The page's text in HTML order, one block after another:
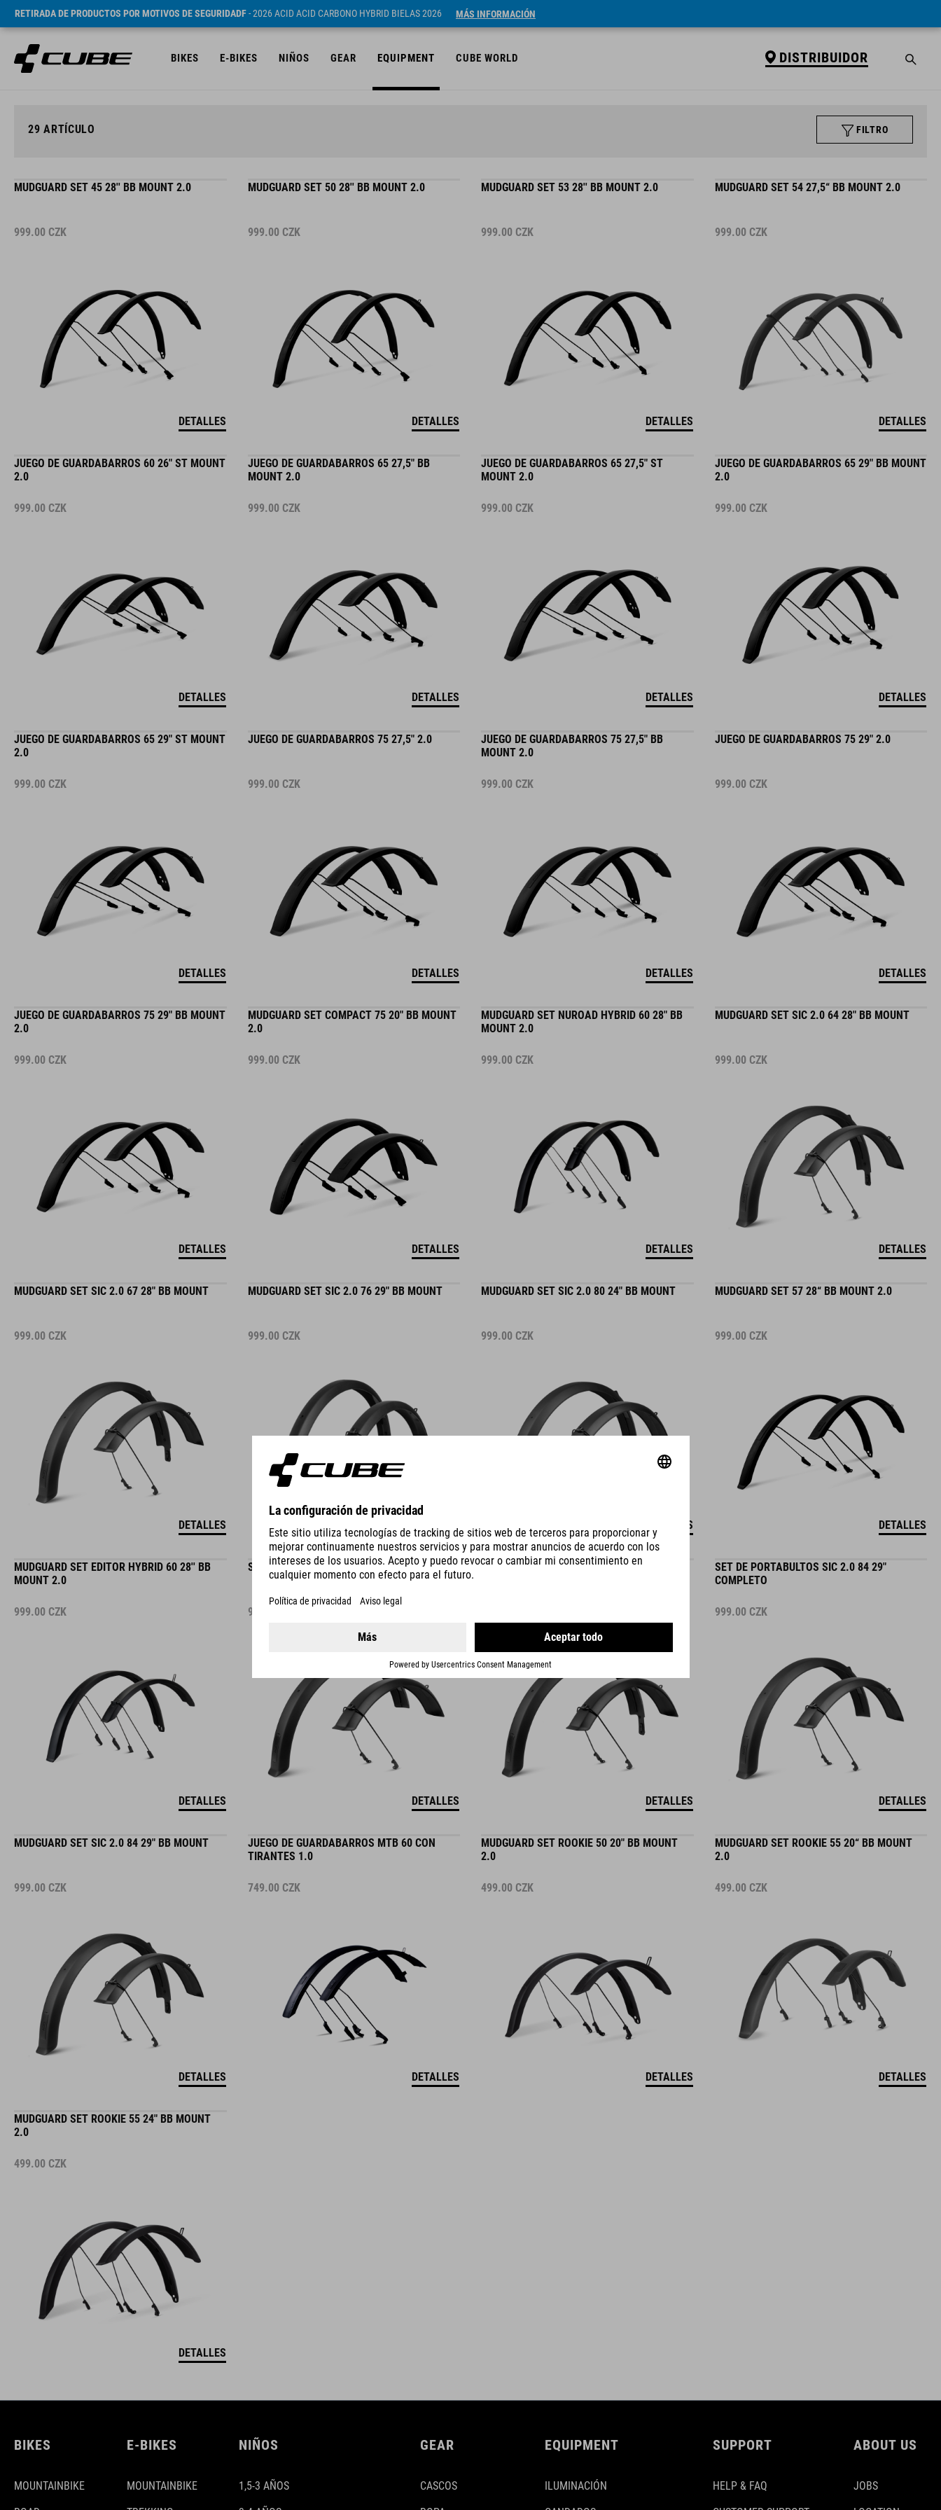
RETIRADA DE PRODUCTOS POR MOTIVOS DE SEGURIDADF- 2026 ACID ACID CARBONO HYBRID BIELAS 2026 MÁS INFORMACIÓN
BIKES E-BIKES NIÑOS GEAR EQUIPMENT CUBE WORLD DISTRIBUIDOR
29 ARTÍCULO FILTRO
MUDGUARD SET 45 28'' BB MOUNT 2.0
999.00 CZK
DETALLES
MUDGUARD SET 50 28'' BB MOUNT 2.0
999.00 CZK
DETALLES
MUDGUARD SET 53 28'' BB MOUNT 2.0
999.00 CZK
DETALLES
MUDGUARD SET 54 27,5“ BB MOUNT 2.0
999.00 CZK
DETALLES
JUEGO DE GUARDABARROS 60 26" ST MOUNT
2.0
999.00 CZK
DETALLES
JUEGO DE GUARDABARROS 65 27,5" BB
MOUNT 2.0
999.00 CZK
DETALLES
JUEGO DE GUARDABARROS 65 27,5" ST
MOUNT 2.0
999.00 CZK
DETALLES
JUEGO DE GUARDABARROS 65 29" BB MOUNT
2.0
999.00 CZK
DETALLES
JUEGO DE GUARDABARROS 65 29" ST MOUNT
2.0
999.00 CZK
DETALLES
JUEGO DE GUARDABARROS 75 27,5" 2.0
999.00 CZK
DETALLES
JUEGO DE GUARDABARROS 75 27,5" BB
MOUNT 2.0
999.00 CZK
DETALLES
JUEGO DE GUARDABARROS 75 29" 2.0
999.00 CZK
DETALLES
JUEGO DE GUARDABARROS 75 29" BB MOUNT
2.0
999.00 CZK
DETALLES
MUDGUARD SET COMPACT 75 20" BB MOUNT
2.0
999.00 CZK
DETALLES
MUDGUARD SET NUROAD HYBRID 60 28" BB
MOUNT 2.0
999.00 CZK
DETALLES
MUDGUARD SET SIC 2.0 64 28" BB MOUNT
999.00 CZK
DETALLES
MUDGUARD SET SIC 2.0 67 28" BB MOUNT
999.00 CZK
DETALLES
MUDGUARD SET SIC 2.0 76 29" BB MOUNT
999.00 CZK
DETALLES
MUDGUARD SET SIC 2.0 80 24" BB MOUNT
999.00 CZK
DETALLES
MUDGUARD SET 57 28“ BB MOUNT 2.0
999.00 CZK
DETALLES
MUDGUARD SET EDITOR HYBRID 60 28'' BB
MOUNT 2.0
999.00 CZK
DETALLES
SET DE PORTABULTOS SIC 2.0 84 27,5" FULLY
999.00
DETALLES
MUDGUARD SET SIC 2.0 84 27,5'' BB MOUNT
DETALLES
SET DE PORTABULTOS SIC 2.0 84 29"
COMPLETO
999.00 CZK
DETALLES
MUDGUARD SET SIC 2.0 84 29" BB MOUNT
999.00 CZK
DETALLES
JUEGO DE GUARDABARROS MTB 60 CON
TIRANTES 1.0
749.00 CZK
DETALLES
MUDGUARD SET ROOKIE 50 20" BB MOUNT
2.0
499.00 CZK
DETALLES
MUDGUARD SET ROOKIE 55 20“ BB MOUNT
2.0
499.00 CZK
DETALLES
MUDGUARD SET ROOKIE 55 24" BB MOUNT
2.0
499.00 CZK
DETALLES
BIKES
MOUNTAINBIKE
E-BIKES
MOUNTAINBIKE
NIÑOS
1,5-3 AÑOS
GEAR
CASCOS
EQUIPMENT
ILUMINACIÓN
SUPPORT
HELP & FAQ
ABOUT US
JOBS